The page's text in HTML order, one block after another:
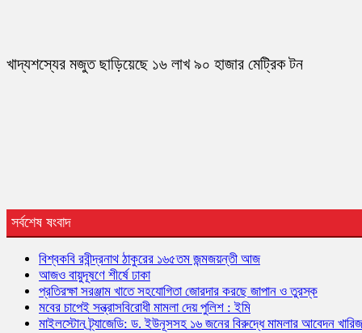
খাদ্যশস্যের মজুত ছাড়িয়েছে ১৬ লাখ ৯০ হাজার মেট্রিক টন
সর্বশেষ ষংবাদ
বিশ্বকবি রবীন্দ্রনাথ ঠাকুরের ১৬৫তম জন্মজয়ন্তী আজ
আজও বায়ুদূষণে শীর্ষে ঢাকা
প্রতিরক্ষা সরঞ্জাম খাতে সহযোগিতা জোরদার করছে জাপান ও তুরস্ক
মবের চাপেই সন্ত্রাসবিরোধী মামলা দেয় পুলিশ : ইমি
মাইলস্টোন ট্র্যাজেডি: ড. ইউনূসসহ ১৬ জনের বিরুদ্ধে মামলার আবেদন খারিজ